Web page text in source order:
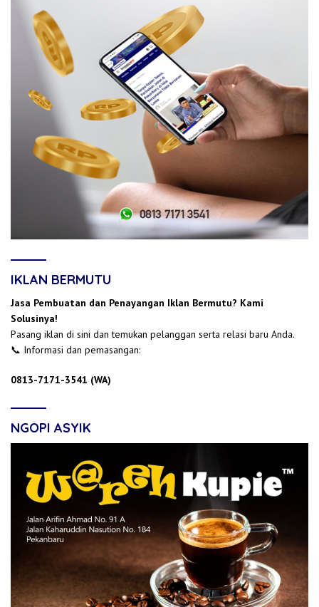
IKLAN BERMUTU
Jasa Pembuatan dan Penayangan Iklan Bermutu? Kami
Solusinya!
Pasang iklan di sini dan temukan pelanggan serta relasi baru Anda.
📞 Informasi dan pemasangan:
0813-7171-3541 (WA)
NGOPI ASYIK